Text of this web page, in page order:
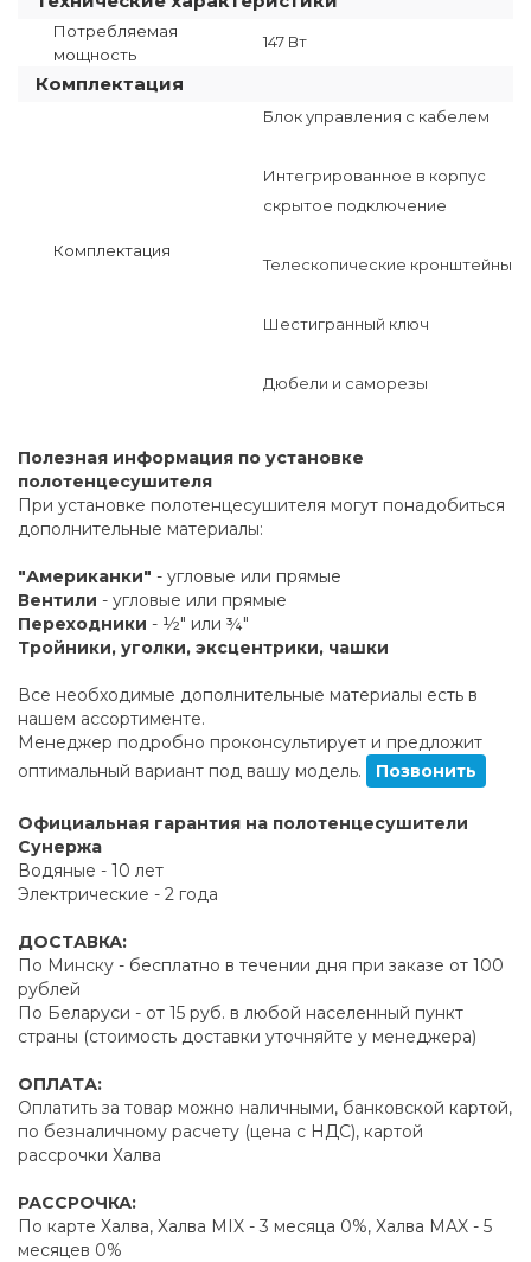
Потребляемая
мощность
147 Вт
Комплектация
Комплектация
Блок управления с кабелем
Интегрированное в корпус
скрытое подключение
Телескопические кронштейны
Шестигранный ключ
Дюбели и саморезы
Полезная информация по установке
полотенцесушителя
При установке полотенцесушителя могут понадобиться
дополнительные материалы:
"Американки" - угловые или прямые
Вентили - угловые или прямые
Переходники - ½" или ¾"
Тройники, уголки, эксцентрики, чашки
Все необходимые дополнительные материалы есть в
нашем ассортименте.
Менеджер подробно проконсультирует и предложит
оптимальный вариант под вашу модель.
Позвонить
Официальная гарантия на полотенцесушители
Сунержа
Водяные - 10 лет
Электрические - 2 года
ДОСТАВКА:
По Минску - бесплатно в течении дня при заказе от 100
рублей
По Беларуси - от 15 руб. в любой населенный пункт
страны (стоимость доставки уточняйте у менеджера)
ОПЛАТА:
Оплатить за товар можно наличными, банковской картой,
по безналичному расчету (цена с НДС), картой
рассрочки Халва
РАССРОЧКА:
По карте Халва, Халва MIX - 3 месяца 0%, Халва MAX - 5
месяцев 0%